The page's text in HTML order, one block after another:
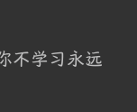
不学习永远